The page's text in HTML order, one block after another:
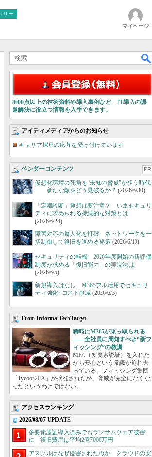
リー
マイページ
8000点以上の技術資料や導入事例など、IT導入の課
題解決に役立つ情報を入手できます。
アイティメディアからのお知らせ
キャリア採用の応募を受け付けています
ベンダーコンテンツ PR
仮想化環境の死角を“未知の脅威”が狙う時代
――新たな敵をどう見破るか？ (2026/6/30)
「定期診断」発想は要注意？ いまセキュリ
ティに求められる持続的な対策とは
(2026/6/24)
障害対応の属人化を打破 ネットワークを一
括制御して復旧を速める秘策 (2026/6/19)
セキュリティの転機 2026年度開始の新評価
制度が求める「復旧能力」の実現法は
(2026/6/5)
新規導入はなし M365フル活用でセキュリ
ティ強化×コスト削減 (2026/6/3)
From Informa TechTarget
瞬時にM365が乗っ取られる
――全社員に周知すべき“新フ
ィッシング”の教訓
MFA（多要素認証）を入れた
から安心という常識が崩れ去
っている。フィッシング集団
「Tycoon2FA」が摘発されたが、脅威が完全になくな
ったというわけではない。
アクセスランキング
2026/08/07 UPDATE
多要素認証導入済みでもランサムウェア被害
に 復旧費用は平均2億7000万円
アスクルはなぜ侵害されたのか クラウドの安